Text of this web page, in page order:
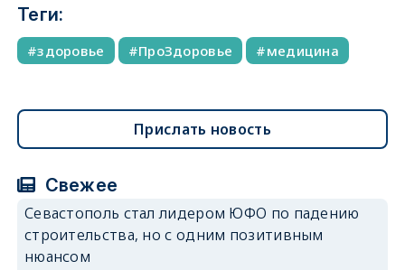
Теги:
здоровье ПроЗдоровье медицина
Прислать новость
Свежее
Севастополь стал лидером ЮФО по падению
строительства, но с одним позитивным
нюансом